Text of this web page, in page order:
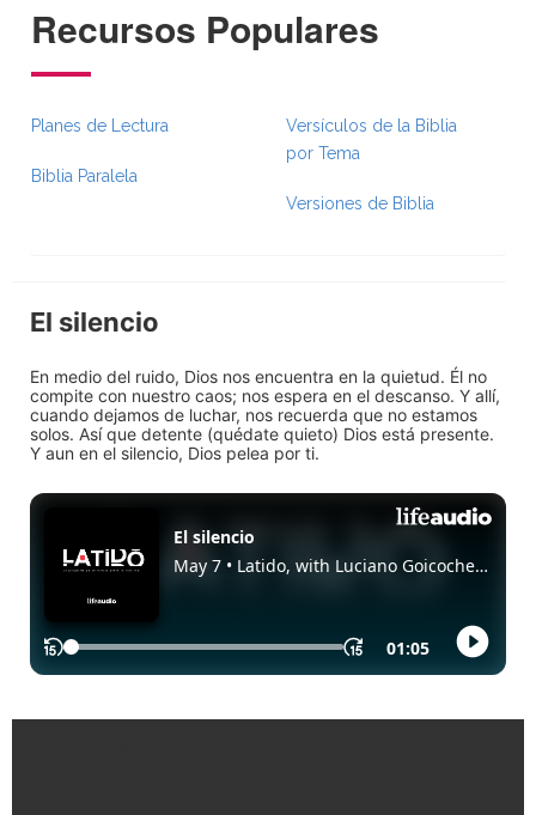
Recursos Populares
Planes de Lectura
Biblia Paralela
Versículos de la Biblia
por Tema
Versiones de Biblia
El silencio
En medio del ruido, Dios nos encuentra en la quietud. Él no
compite con nuestro caos; nos espera en el descanso. Y allí,
cuando dejamos de luchar, nos recuerda que no estamos
solos. Así que detente (quédate quieto) Dios está presente.
Y aun en el silencio, Dios pelea por ti.